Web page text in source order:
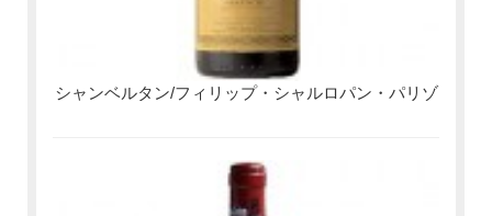
シャンベルタン/フィリップ・シャルロパン・パリゾ